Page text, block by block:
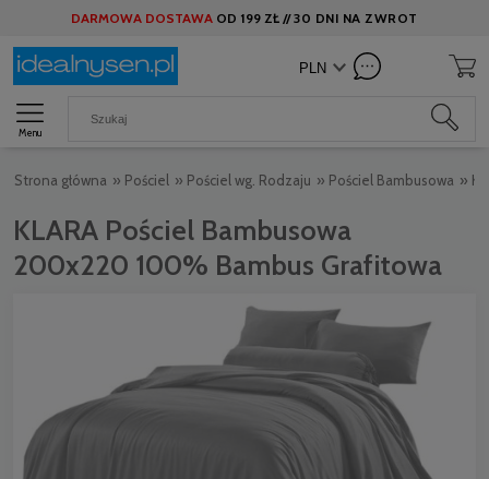
DARMOWA DOSTAWA OD 199 ZŁ //30 DNI NA ZWROT
Menu
Strona główna » Pościel » Pościel wg. Rodzaju » Pościel Bambusowa »
KLARA Pościel Bambusowa
200x220 100% Bambus Grafitowa